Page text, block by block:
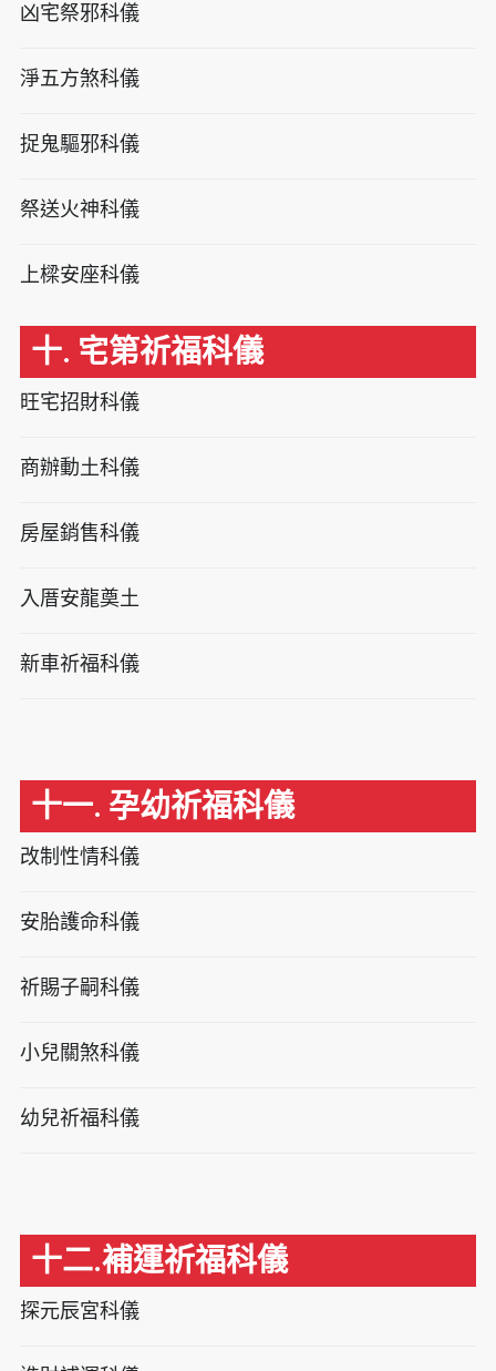
凶宅祭邪科儀
淨五方煞科儀
捉鬼驅邪科儀
祭送火神科儀
上樑安座科儀
十. 宅第祈福科儀
旺宅招財科儀
商辦動土科儀
房屋銷售科儀
入厝安龍奠土
新車祈福科儀
十一. 孕幼祈福科儀
改制性情科儀
安胎護命科儀
祈賜子嗣科儀
小兒關煞科儀
幼兒祈福科儀
十二.補運祈福科儀
探元辰宮科儀